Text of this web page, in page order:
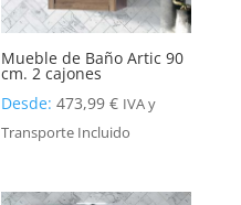
Mueble de Baño Artic 90
cm. 2 cajones
Desde:473,99€ IVA y
Transporte Incluido